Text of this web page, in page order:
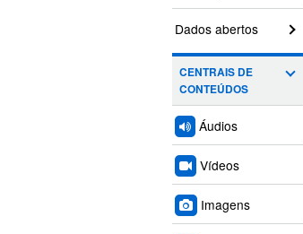
Dados abertos
CENTRAIS DE
CONTEÚDOS
Áudios
Vídeos
Imagens